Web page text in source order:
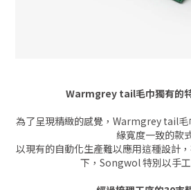
Warmgrey tail毛巾獨有的
為了呈現精緻的感覺，Warmgrey tail毛
緣寬度一致的款
以現有的自動化生產難以應用這種設計
下，Songwol 特別以手